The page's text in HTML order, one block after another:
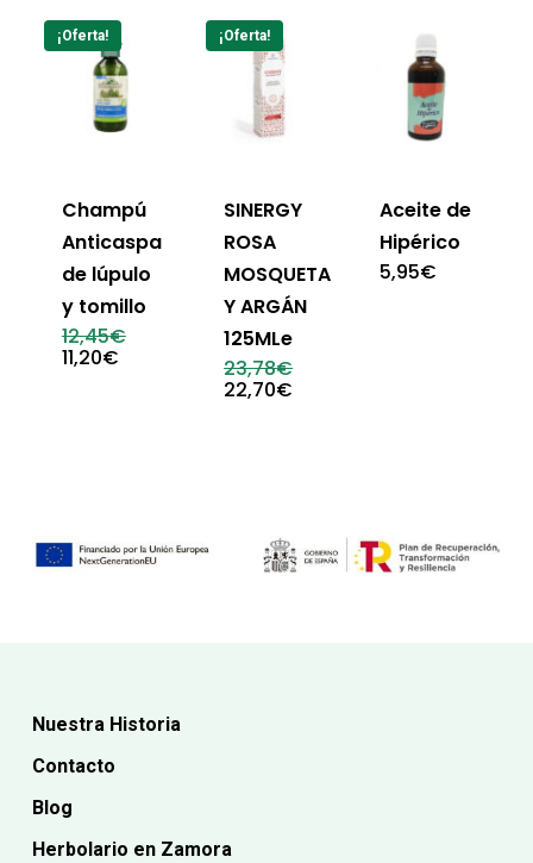
¡Oferta!
Champú
Anticaspa
de lúpulo
y tomillo
12,45€El
11,20€El
¡Oferta!
SINERGY
ROSA
MOSQUETA
Y ARGÁN
125MLe
23,78€El
22,70€
Aceite de
Hipérico
5,95€
Nuestra Historia
Contacto
Blog
Herbolario en Zamora